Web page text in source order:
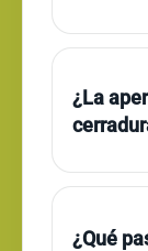
¿La
¿Qué